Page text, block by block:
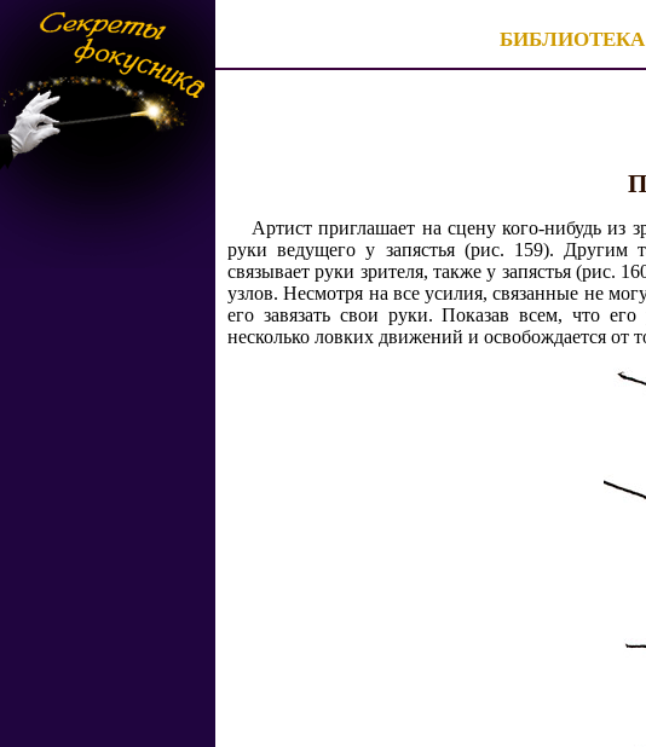
БИБЛИОТЕКА
Артист приглашает на сцену кого-нибудь из
руки ведущего у запястья (рис. 159). Другим
связывает руки зрителя, также у запястья (рис.
узлов. Несмотря на все усилия, связанные не
его завязать свои руки. Показав всем, что
несколько ловких движений и освобождается от